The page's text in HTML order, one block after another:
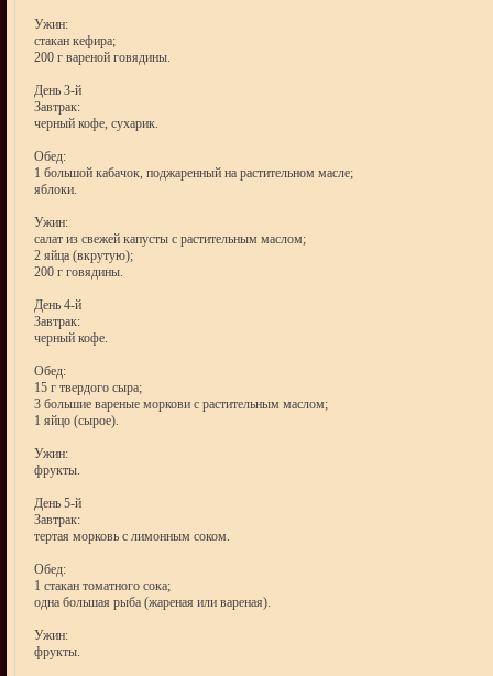
Ужин:
стакан кефира;
200 г вареной говядины.
День 3-й
Завтрак:
черный кофе, сухарик.
Обед:
1 большой кабачок, поджаренный на растительном масле;
яблоки.
Ужин:
салат из свежей капусты с растительным маслом;
2 яйца (вкрутую);
200 г говядины.
День 4-й
Завтрак:
черный кофе.
Обед:
15 г твердого сыра;
3 большие вареные моркови с растительным маслом;
1 яйцо (сырое).
Ужин:
фрукты.
День 5-й
Завтрак:
тертая морковь с лимонным соком.
Обед:
1 стакан томатного сока;
одна большая рыба (жареная или вареная).
Ужин:
фрукты.